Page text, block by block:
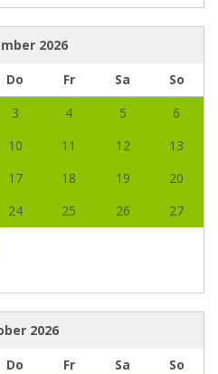
2026
Do Fr Sa
So
3 4 5
6
10 11 12
13
17 18 19
20
24 25 26
27
2026
Do Fr Sa
So